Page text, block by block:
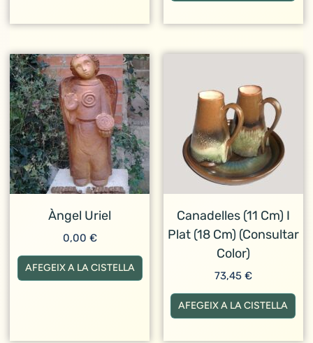
Àngel Uriel
0,00 €
AFEGEIX A LA CISTELLA
Canadelles (11 Cm) I
Plat (18 Cm) (consultar
Color)
73,45 €
AFEGEIX A LA CISTELLA